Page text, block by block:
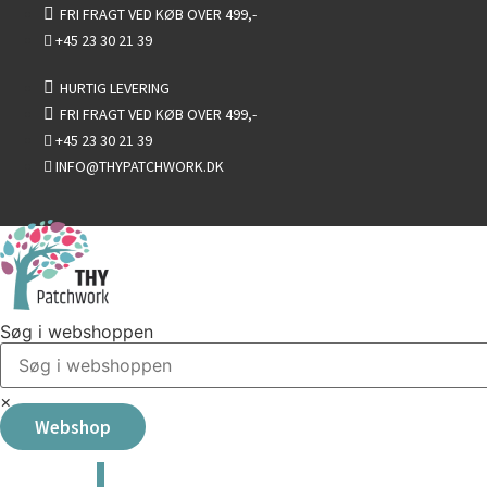
Videre FRI FRAGT VED KØB OVER 499,-
+45 23 30 21 39
HURTIG LEVERING
FRI FRAGT VED KØB OVER 499,-
+45 23 30 21 39
INFO@THYPATCHWORK.DK
Søg i webshoppen
×
Webshop